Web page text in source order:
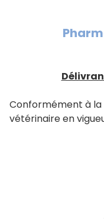
Conformément à
vétérinaire en